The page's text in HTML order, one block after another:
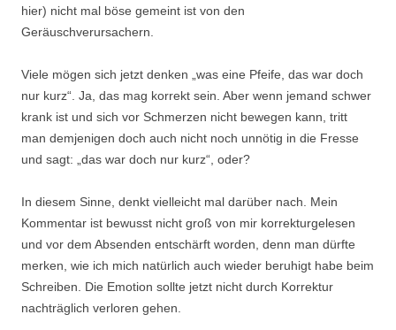
hier) nicht mal böse gemeint ist von den
Geräuschverursachern.
Viele mögen sich jetzt denken „was eine Pfeife, das war doch
nur kurz“. Ja, das mag korrekt sein. Aber wenn jemand schwer
krank ist und sich vor Schmerzen nicht bewegen kann, tritt
man demjenigen doch auch nicht noch unnötig in die Fresse
und sagt: „das war doch nur kurz“, oder?
In diesem Sinne, denkt vielleicht mal darüber nach. Mein
Kommentar ist bewusst nicht groß von mir korrekturgelesen
und vor dem Absenden entschärft worden, denn man dürfte
merken, wie ich mich natürlich auch wieder beruhigt habe beim
Schreiben. Die Emotion sollte jetzt nicht durch Korrektur
nachträglich verloren gehen.